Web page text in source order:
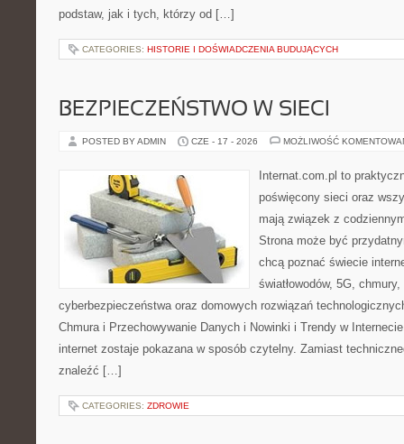
podstaw, jak i tych, którzy od […]
CATEGORIES: HISTORIE I DOŚWIADCZENIA BUDUJĄCYCH
BEZPIECZEŃSTWO W SIECI
POSTED BY ADMIN CZE - 17 - 2026 MOŻLIWOŚĆ
Internat.com.pl to
poświęcony sieci oraz
mają związek z
Strona może być
chcą poznać świecie
światłowodów, 5G,
cyberbezpieczeństwa oraz domowych rozwiązań
Chmura i Przechowywanie Danych i Nowinki i Trendy w
internet zostaje pokazana w sposób czytelny. Zamiast
znaleźć […]
CATEGORIES: ZDROWIE